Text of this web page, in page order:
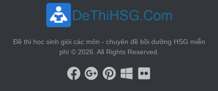
Đề thi học sinh giỏi các môn - chuyên đề bồi dưỡng HSG miễn
phí © 2026. All Rights Reserved.